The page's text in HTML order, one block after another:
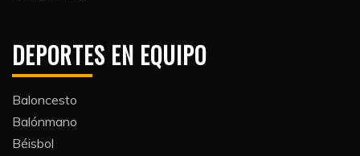
DEPORTES EN EQUIPO
Baloncesto
Balónmano
Béisbol